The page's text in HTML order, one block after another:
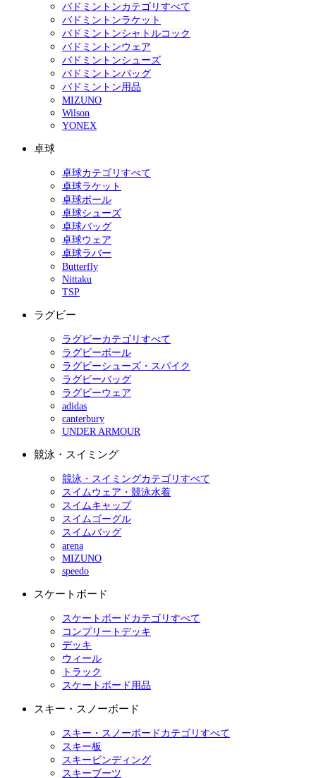
バドミントンカテゴリすべて
バドミントンラケット
バドミントンシャトルコック
バドミントンウェア
バドミントンシューズ
バドミントンバッグ
バドミントン用品
MIZUNO
Wilson
YONEX
卓球
卓球カテゴリすべて
卓球ラケット
卓球ボール
卓球シューズ
卓球バッグ
卓球ウェア
卓球ラバー
Butterfly
Nittaku
TSP
ラグビー
ラグビーカテゴリすべて
ラグビーボール
ラグビーシューズ・スパイク
ラグビーバッグ
ラグビーウェア
adidas
canterbury
UNDER ARMOUR
競泳・スイミング
競泳・スイミングカテゴリすべて
スイムウェア・競泳水着
スイムキャップ
スイムゴーグル
スイムバッグ
arena
MIZUNO
speedo
スケートボード
スケートボードカテゴリすべて
コンプリートデッキ
デッキ
ウィール
トラック
スケートボード用品
スキー・スノーボード
スキー・スノーボードカテゴリすべて
スキー板
スキービンディング
スキーブーツ